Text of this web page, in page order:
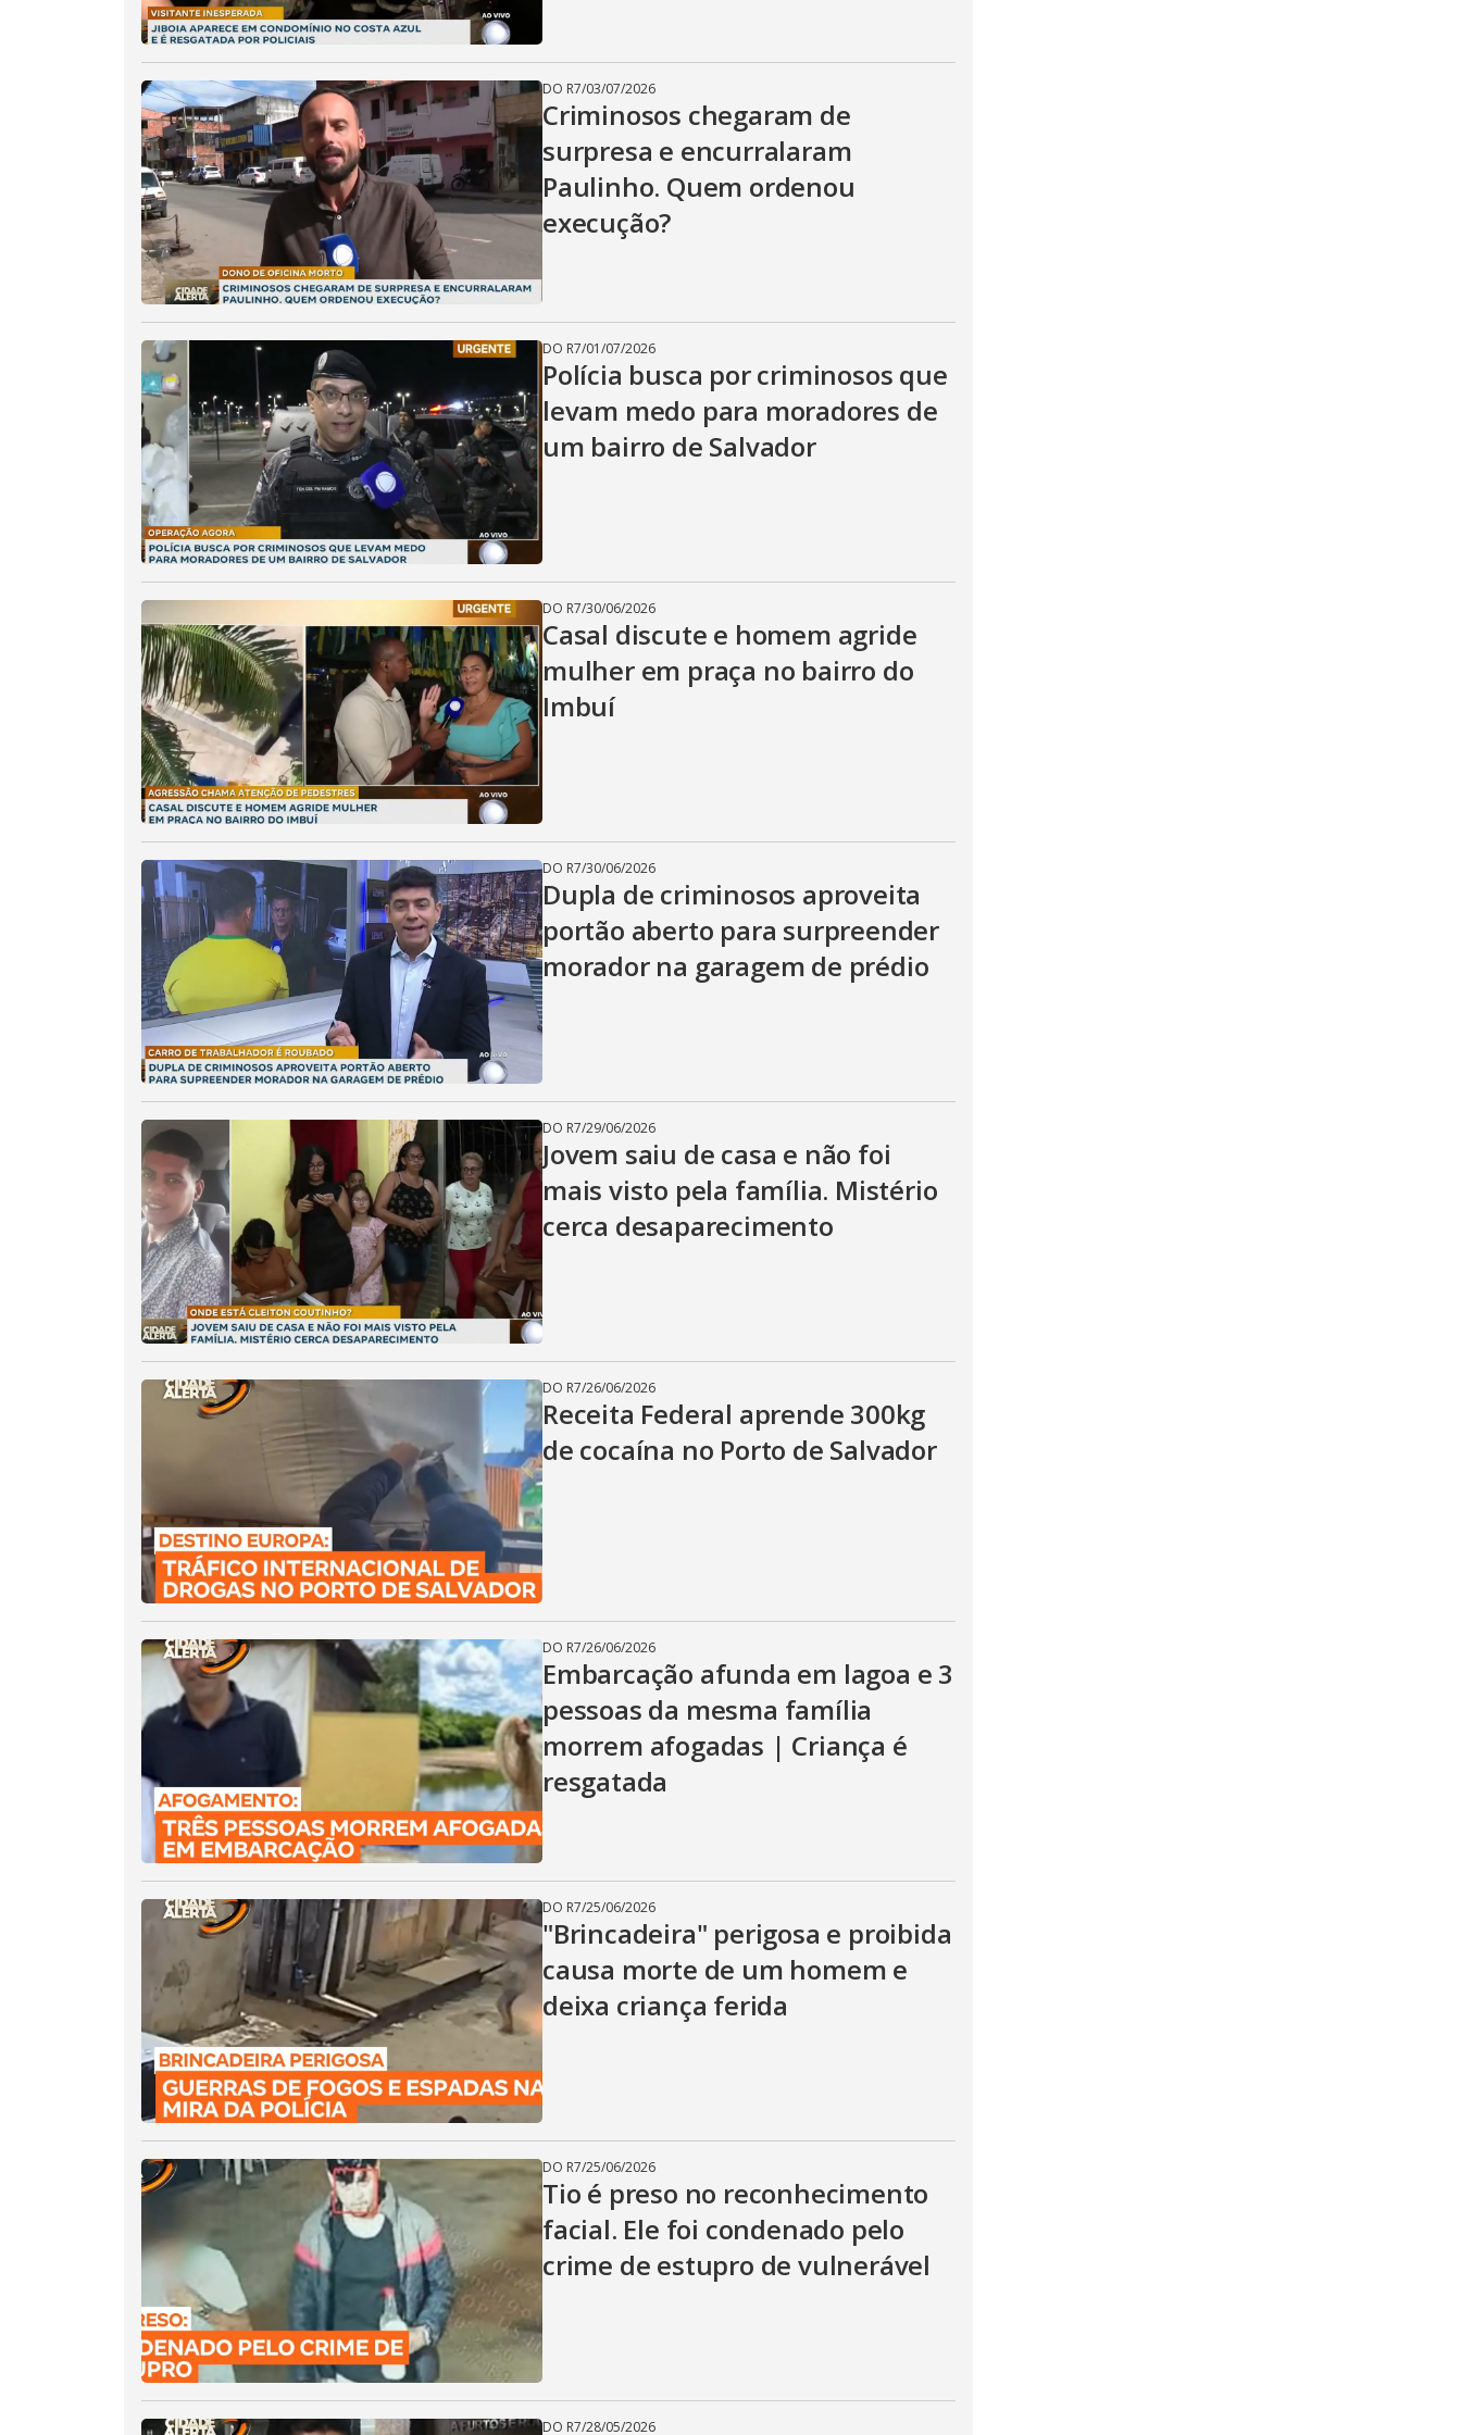
i
d
e
o
DO R7/03/07/2026
Criminosos chegaram de
surpresa e encurralaram
Paulinho. Quem ordenou
execução?
DO R7/01/07/2026
Polícia busca por criminosos que
levam medo para moradores de
um bairro de Salvador
DO R7/30/06/2026
Casal discute e homem agride
mulher em praça no bairro do
Imbuí
DO R7/30/06/2026
Dupla de criminosos aproveita
portão aberto para surpreender
morador na garagem de prédio
DO R7/29/06/2026
Jovem saiu de casa e não foi
mais visto pela família. Mistério
cerca desaparecimento
DO R7/26/06/2026
Receita Federal aprende 300kg
de cocaína no Porto de Salvador
DO R7/26/06/2026
Embarcação afunda em lagoa e 3
pessoas da mesma família
morrem afogadas | Criança é
resgatada
DO R7/25/06/2026
"Brincadeira" perigosa e proibida
causa morte de um homem e
deixa criança ferida
DO R7/25/06/2026
Tio é preso no reconhecimento
facial. Ele foi condenado pelo
crime de estupro de vulnerável
DO R7/28/05/2026